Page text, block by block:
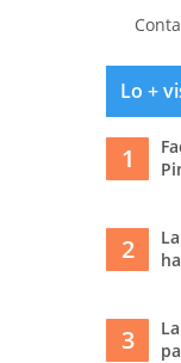
Lo +
1
2
3